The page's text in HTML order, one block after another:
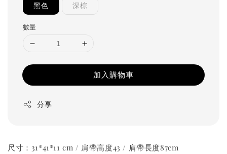
黑色 深棕
數量
加入購物車
分享
尺寸：31*41*11 cm / 肩帶高度43 / 肩帶長度87cm